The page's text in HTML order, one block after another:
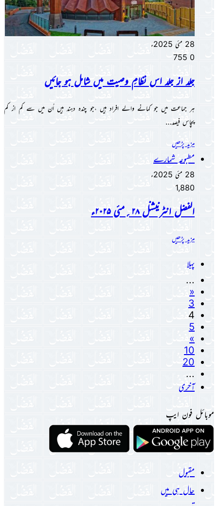
28 مئی 2025ء
0
جلد از جلد اس نظامِ وصیت میں شامل ہو جائیں
ہر جماعت میں جو کمانے والے افراد ہیں ،جو چندہ دہند ہیں اُن میں سے کم از کم
پچاس فیصد…
مزید پڑھیں
مطبوعہ شمارے
28 مئی 2025ء
1,880
الفضل انٹرنیشنل ۲۸؍مئی ۲۰۲۵ء
مزید پڑھیں
پہلا
...
«
3
4
5
»
10
20
...
آخری
موبائل فون ایپ
مقبول
حال ہی میں